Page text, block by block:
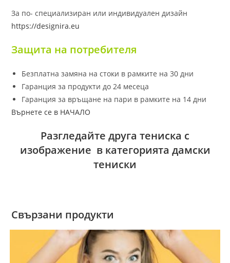
За по- специализиран или индивидуален дизайн
https://designira.eu
Защита на потребителя
Безплатна замяна на стоки в рамките на 30 дни
Гаранция за продукти до 24 месеца
Гаранция за връщане на пари в рамките на 14 дни
Върнете се в НАЧАЛО
Разгледайте друга тениска с
изображение в категорията дамски
тениски
Свързани продукти